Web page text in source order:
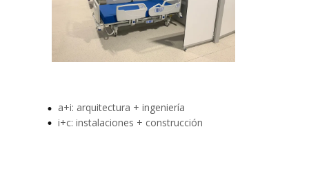
a+i: arquitectura + ingeniería
i+c: instalaciones + construcción